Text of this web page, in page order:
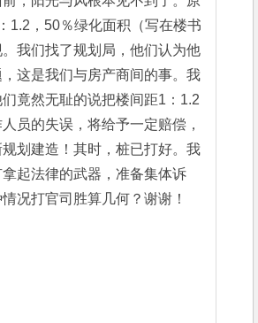
1.2，50％绿化面积（写在楼书
。我们找了规划局，他们认为他
这是我们与房产商间的事。我
竟然无耻的说把楼间距1：1.2
员的失误，将给予一定赔偿，
划建造！其时，桩已打好。我
起法律的武器，准备集体诉
况打官司胜算几何？谢谢！